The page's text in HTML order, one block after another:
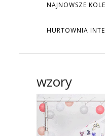
NAJNOWSZE
HURTOWNIA
wzory